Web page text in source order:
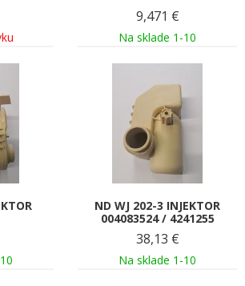
9,471 €
Na sklade 1-10
ND WJ 202-3 INJEKTOR
004083524 / 4241255
38,13 €
Na sklade 1-10